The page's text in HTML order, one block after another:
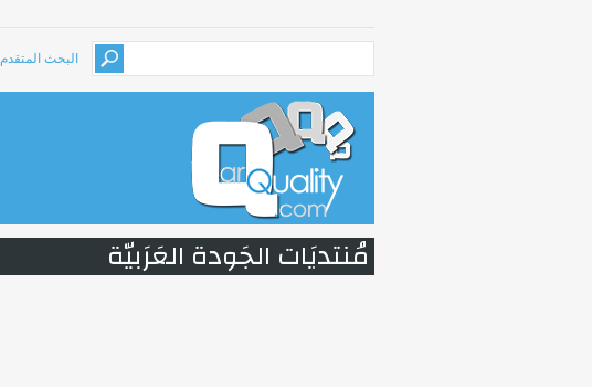
البحث المتقدم
مُنتديَات الجَودة العَرَبيّة